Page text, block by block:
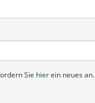
Sie hierein neues an.